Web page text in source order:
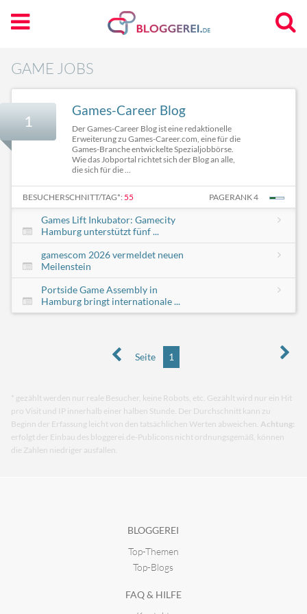
GAME JOBS
1
Games-Career Blog
Der Games-Career Blog ist eine redaktionelle
Erweiterung zu Games-Career.com, eine für die
Games-Branche entwickelte Spezialjobbörse.
Wie das Jobportal richtet sich der Blog an alle,
die sich für die ...
BESUCHERSCHNITT/TAG*: 55 PAGERANK 4
Games Lift Inkubator: Gamecity
Hamburg unterstützt fünf ...
gamescom 2026 vermeldet neuen
Meilenstein
Portside Game Assembly in
Hamburg bringt internationale ...
Seite 1
* gezählt werden nur reale Besucher, keine Robots, etc. Gezählt wird nur ein Hit
pro Visit und IP innerhalb einer halben Stunde. Der Durchschnitt kann zu
Beginn der Erfassung leicht von den tatsächlichen Werten abweichen. Achtung:
erfolgt der Einbau des bloggerei.de-Publicons nicht ordnungsgemäß, können
die Zahlen niedriger ausfallen.
BLOGGEREI
Top-Themen
Top-Blogs
FAQ & HILFE